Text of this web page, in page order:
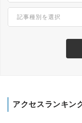
アクセスランキン